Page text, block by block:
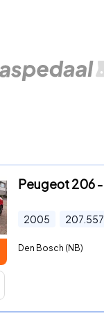
2005 207.557
Den Bosch (NB)